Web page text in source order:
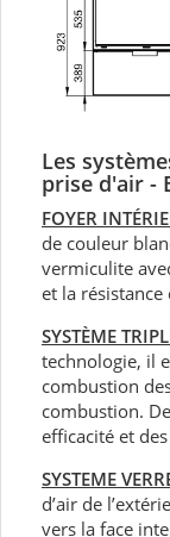
Les
prise d'air -
FOYER
de couleur
vermiculite
et la
SYSTÈME
technologie, il
combustion
combustion.
efficacité et
SYSTEME
d’air de
vers la face